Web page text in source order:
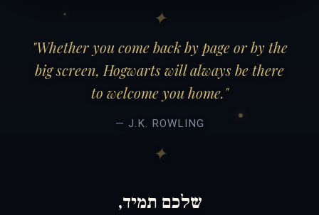
"Whether you come back by page or by the
big screen, Hogwarts will always be there
to welcome you home."
— J.K. ROWLING
שלכם תמיד,